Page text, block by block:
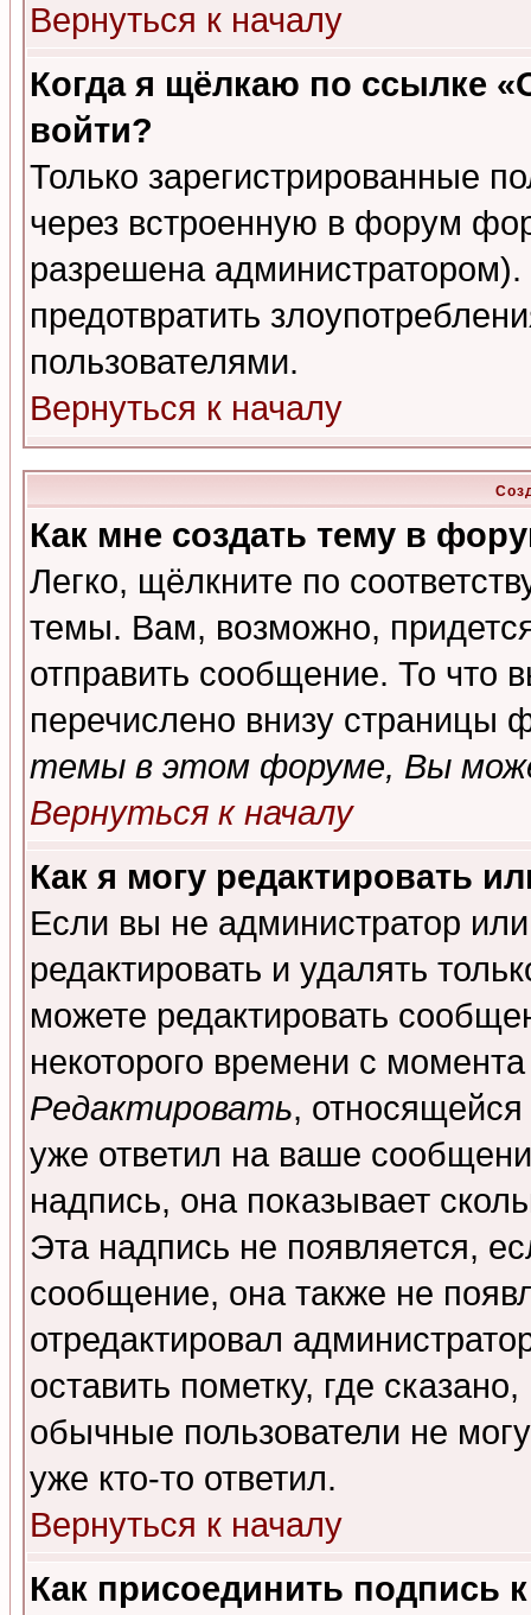
Вернуться к началу
Когда я щёлкаю по ссылке
войти?
Только зарегистрированные
через встроенную в форум
разрешена
предотвратить
пользователями.
Вернуться к началу
Как мне создать тему в
Легко, щёлкните по
темы. Вам, возможно,
отправить сообщение. То что
перечислено внизу страницы
темы в этом форуме, Вы
Вернуться к началу
Как я могу редактировать
Если вы не администратор
редактировать и удалять
можете редактировать
некоторого времени с
Редактировать,
уже ответил на ваше
надпись, она показывает
Эта надпись не появляется,
сообщение, она также не
отредактировал
оставить пометку, где
обычные пользователи не
уже кто-то ответил.
Вернуться к началу
Как присоединить подпись